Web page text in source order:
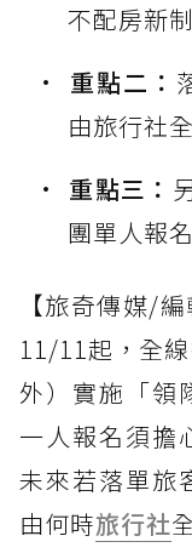
不配房新
重點二：
由旅行社
重點三：
團單人報
【旅奇傳媒/
11/11起，全
外）實施「領
一人報名須擔
未來若落單旅
由何時旅行社